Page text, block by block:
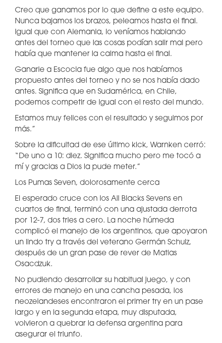
Creo que ganamos por lo que define a este equipo.
Nunca bajamos los brazos, peleamos hasta el final.
Igual que con Alemania, lo veníamos hablando
antes del torneo que las cosas podían salir mal pero
había que mantener la calma hasta el final.
Ganarle a Escocia fue algo que nos habíamos
propuesto antes del torneo y no se nos había dado
antes. Significa que en Sudamérica, en Chile,
podemos competir de igual con el resto del mundo.
Estamos muy felices con el resultado y seguimos por
más.”
Sobre la dificultad de ese último kick, Warnken cerró:
“De uno a 10: diez. Significa mucho pero me tocó a
mí y gracias a Dios la pude meter.”
Los Pumas Seven, dolorosamente cerca
El esperado cruce con los All Blacks Sevens en
cuartos de final, terminó con una ajustada derrota
por 12-7, dos tries a cero. La noche húmeda
complicó el manejo de los argentinos, que apoyaron
un lindo try a través del veterano Germán Schulz,
después de un gran pase de rever de Matias
Osacdzuk.
No pudiendo desarrollar su habitual juego, y con
errores de manejo en una cancha pesada, los
neozelandeses encontraron el primer try en un pase
largo y en la segunda etapa, muy disputada,
volvieron a quebrar la defensa argentina para
asegurar el triunfo.